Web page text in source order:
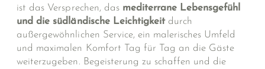
ist das Versprechen, das mediterrane Lebensgefühl
und die südländische Leichtigkeitdurch
außergewöhnlichen Service, ein malerisches Umfeld
und maximalen Komfort Tag für Tag an die Gäste
weiterzugeben. Begeisterung zu schaffen und die